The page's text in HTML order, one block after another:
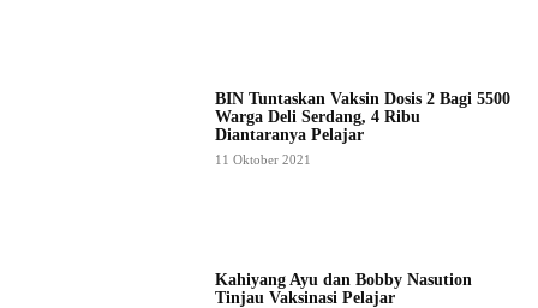
BIN Tuntaskan Vaksin Dosis 2 Bagi 5500
Warga Deli Serdang, 4 Ribu
Diantaranya Pelajar
11 Oktober 2021
Kahiyang Ayu dan Bobby Nasution
Tinjau Vaksinasi Pelajar